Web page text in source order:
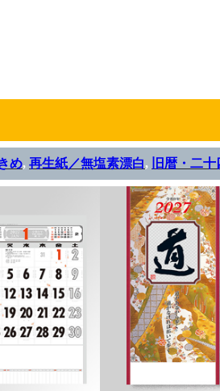
め, 再生紙／無塩素漂白, 旧暦・二